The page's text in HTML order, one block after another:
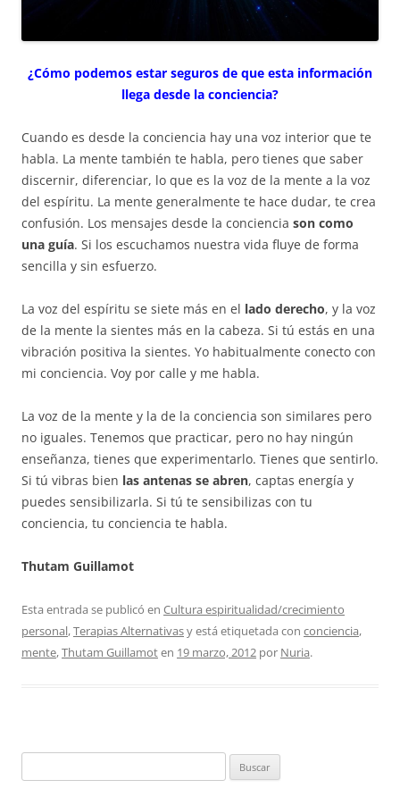
¿Cómo podemos estar seguros de que esta información
llega desde la conciencia?
Cuando es desde la conciencia hay una voz interior que te
habla. La mente también te habla, pero tienes que saber
discernir, diferenciar, lo que es la voz de la mente a la voz
del espíritu. La mente generalmente te hace dudar, te crea
confusión. Los mensajes desde la conciencia son como
una guía. Si los escuchamos nuestra vida fluye de forma
sencilla y sin esfuerzo.
La voz del espíritu se siete más en el lado derecho, y la voz
de la mente la sientes más en la cabeza. Si tú estás en una
vibración positiva la sientes. Yo habitualmente conecto con
mi conciencia. Voy por calle y me habla.
La voz de la mente y la de la conciencia son similares pero
no iguales. Tenemos que practicar, pero no hay ningún
enseñanza, tienes que experimentarlo. Tienes que sentirlo.
Si tú vibras bien las antenas se abren, captas energía y
puedes sensibilizarla. Si tú te sensibilizas con tu
conciencia, tu conciencia te habla.
Thutam Guillamot
Esta entrada se publicó en Cultura espiritualidad/crecimiento
personal,Terapias Alternativasy está etiquetada con conciencia,
mente,Thutam Guillamoten 19 marzo, 2012 por Nuria.